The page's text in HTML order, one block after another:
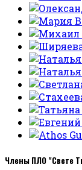
Члены ПЛО "Свете